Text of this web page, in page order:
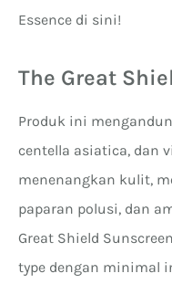
Essence di sini!
The Great
Produk ini
centella asiatica, dan
menenangkan kulit,
paparan polusi, dan
Great Shield
type dengan minimal